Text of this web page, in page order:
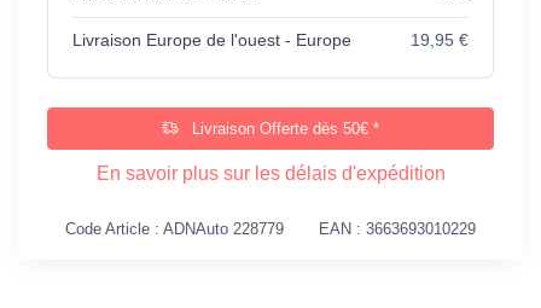
Livraison Europe de l'ouest - Europe 19,95 €
Livraison Offerte dès 50€ *
En savoir plus sur les délais d'expédition
Code Article : ADNAuto 228779 EAN : 3663693010229